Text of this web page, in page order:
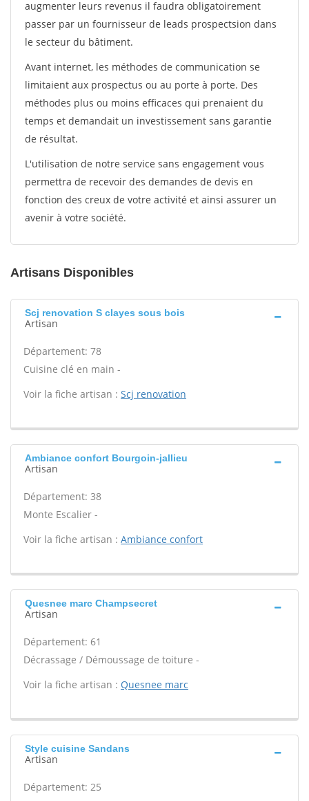
augmenter leurs revenus il faudra obligatoirement
passer par un fournisseur de leads prospectsion dans
le secteur du bâtiment.
Avant internet, les méthodes de communication se
limitaient aux prospectus ou au porte à porte. Des
méthodes plus ou moins efficaces qui prenaient du
temps et demandait un investissement sans garantie
de résultat.
L'utilisation de notre service sans engagement vous
permettra de recevoir des demandes de devis en
fonction des creux de votre activité et ainsi assurer un
avenir à votre société.
Artisans Disponibles
Scj renovation S clayes sous bois
Artisan
Département: 78
Cuisine clé en main -
Voir la fiche artisan : Scj renovation
Ambiance confort Bourgoin-jallieu
Artisan
Département: 38
Monte Escalier -
Voir la fiche artisan : Ambiance confort
Quesnee marc Champsecret
Artisan
Département: 61
Décrassage / Démoussage de toiture -
Voir la fiche artisan : Quesnee marc
Style cuisine Sandans
Artisan
Département: 25